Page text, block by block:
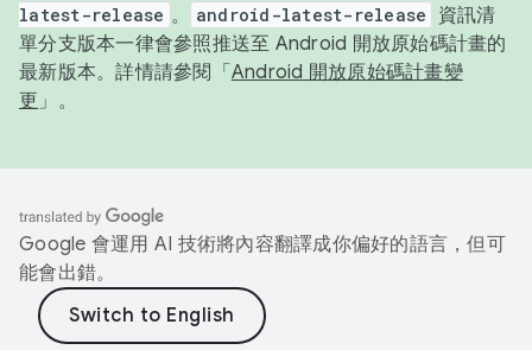
latest-release 。 android-latest-release
資訊清
單分支版本一律會參照推送至 Android 開放原始碼計畫的
最新版本。詳情請參閱「 Android 開放原始碼計畫變
更 」。
Google 會運用 AI 技術將內容翻譯成你偏好的語言，但可
能會出錯。